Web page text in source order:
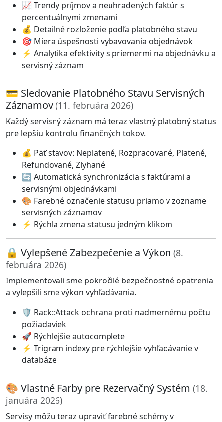
📈 Trendy príjmov a neuhradených faktúr s
percentuálnymi zmenami
💰 Detailné rozloženie podľa platobného stavu
🎯 Miera úspešnosti vybavovania objednávok
⚡ Analytika efektivity s priemermi na objednávku a
servisný záznam
💳 Sledovanie Platobného Stavu Servisných
Záznamov (11. februára 2026)
Každý servisný záznam má teraz vlastný platobný status
pre lepšiu kontrolu finančných tokov.
💰 Päť stavov: Neplatené, Rozpracované, Platené,
Refundované, Zlyhané
🔄 Automatická synchronizácia s faktúrami a
servisnými objednávkami
🎨 Farebné označenie statusu priamo v zozname
servisných záznamov
⚡ Rýchla zmena statusu jedným klikom
🔒 Vylepšené Zabezpečenie a Výkon (8.
februára 2026)
Implementovali sme pokročilé bezpečnostné opatrenia
a vylepšili sme výkon vyhľadávania.
🛡️ Rack::Attack ochrana proti nadmernému počtu
požiadaviek
🚀 Rýchlejšie autocomplete
⚡ Trigram indexy pre rýchlejšie vyhľadávanie v
databáze
🎨 Vlastné Farby pre Rezervačný Systém (18.
januára 2026)
Servisy môžu teraz upraviť farebné schémy v